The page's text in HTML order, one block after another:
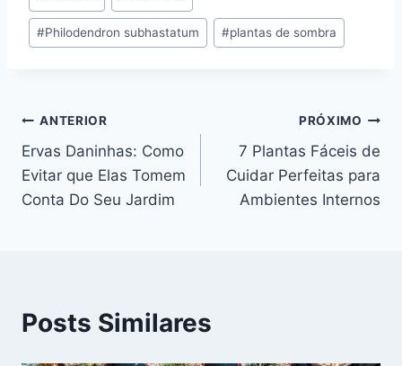
do
Post:
#Philodendron subhastatum #plantas de sombra
Navegação
de
Post
ANTERIOR
Ervas Daninhas: Como
Evitar que Elas Tomem
Conta Do Seu Jardim
PRÓXIMO
7 Plantas Fáceis de
Cuidar Perfeitas para
Ambientes Internos
Posts Similares